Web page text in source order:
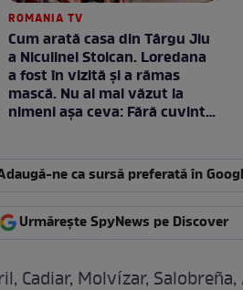
ROMANIA TV
Cum arată casa din Târgu Jiu
a Niculinei Stoican. Loredana
a fost în vizită și a rămas
mască. Nu ai mai văzut la
nimeni așa ceva: Fără cuvinte
ne ca sursă preferată în
Urmărește SpyNews pe Discover
Cadiar, Molvízar,